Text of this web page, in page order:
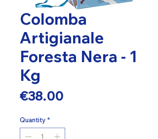
Colomba
Artigianale
Foresta Nera - 1
Kg
€38.00Price
Quantity *